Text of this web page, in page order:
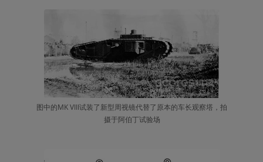
图中的MK VIII试装了新型周视镜代替了原本的车长观察塔，拍
摄于阿伯丁试验场